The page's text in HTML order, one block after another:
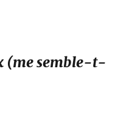
(me semble-t-